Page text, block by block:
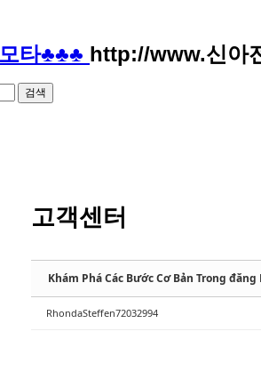
타♣♣♣ http://www.신아
고객센터
RhondaSteffen72032994
스케치북5
스케치북5
스케치북5
스케치북5